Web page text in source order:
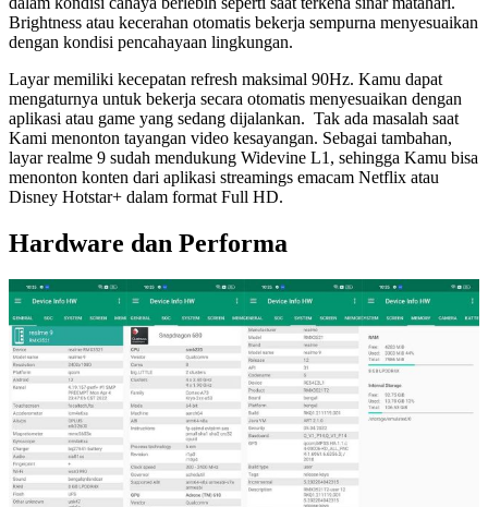
Brightness atau kecerahan otomatis bekerja sempurna menyesuaikan
dengan kondisi pencahayaan lingkungan.
Layar memiliki kecepatan refresh maksimal 90Hz. Kamu dapat
mengaturnya untuk bekerja secara otomatis menyesuaikan dengan
aplikasi atau game yang sedang dijalankan. Tak ada masalah saat
Kami menonton tayangan video kesayangan. Sebagai tambahan,
layar realme 9 sudah mendukung Widevine L1, sehingga Kamu bisa
menonton konten dari aplikasi streamings emacam Netflix atau
Disney Hotstar+ dalam format Full HD.
Hardware dan Performa